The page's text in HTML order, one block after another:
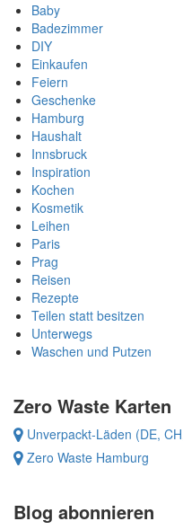
Baby
Badezimmer
DIY
Einkaufen
Feiern
Geschenke
Hamburg
Haushalt
Innsbruck
Inspiration
Kochen
Kosmetik
Leihen
Paris
Prag
Reisen
Rezepte
Teilen statt besitzen
Unterwegs
Waschen und Putzen
Zero Waste Karten
Unverpackt-Läden (DE,
Zero Waste Hamburg
Blog abonnieren